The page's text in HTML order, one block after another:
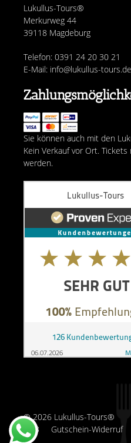
Lukullus-Tours®
Merkurweg 44
39118 Magdeburg
Telefon: 0391 24 20 30 21
E-Mail: info@lukullus-tours.de
Sie können auch mit den
Kein Verkauf vor Ort.
werden.
AGB Gutschein-Widerruf
© 2026 Lukullus-Tours®